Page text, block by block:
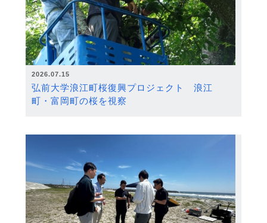
2026.07.15
弘前大学浪江町桜復興プロジェクト 浪江
町・富岡町の桜を視察